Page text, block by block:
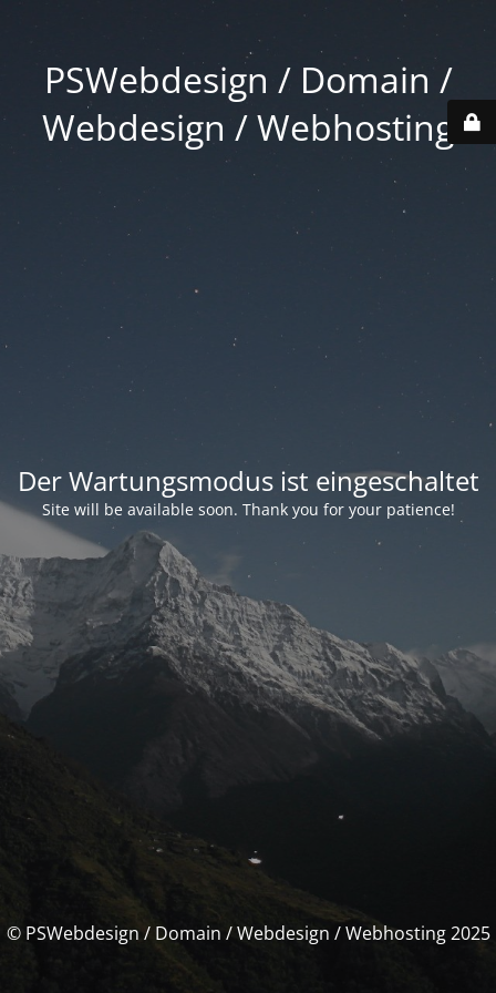
PSWebdesign / Domain /
Webdesign / Webhosting
Der Wartungsmodus ist eingeschaltet
Site will be available soon. Thank you for your patience!
© PSWebdesign / Domain / Webdesign / Webhosting 2025